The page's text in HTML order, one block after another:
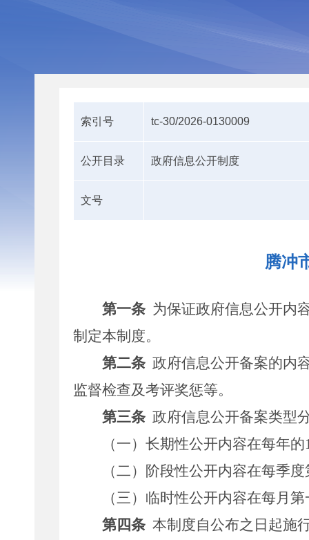
索引号 tc-30/2026-0130009
公开目录 政府信息公开制度
文号
腾冲
第一条 为保证政府信息公开内
制定本制度。
第二条 政府信息公开备案的内
监督检查及考评奖惩等。
第三条 政府信息公开备案类型
（一）长期性公开内容在每年的
（二）阶段性公开内容在每季
（三）临时性公开内容在每月
第 四条 本制度自公布之日起施